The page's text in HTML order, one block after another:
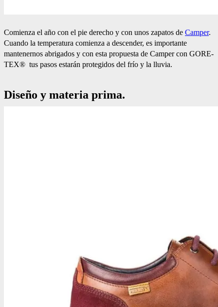
Comienza el año con el pie derecho y con unos zapatos de Camper.
Cuando la temperatura comienza a descender, es importante
mantenernos abrigados y con esta propuesta de Camper con GORE-
TEX® tus pasos estarán protegidos del frío y la lluvia.
Diseño y materia prima.